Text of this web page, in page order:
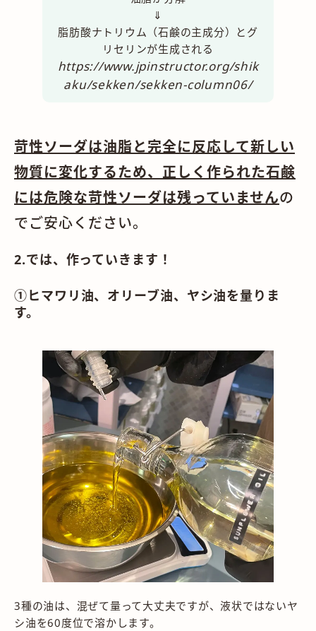
⇓
脂肪酸ナトリウム（石鹸の主成分）とグ
リセリンが生成される
https://www.jpinstructor.org/shik
aku/sekken/sekken-column06/
苛性ソーダは油脂と完全に反応して新しい
物質に変化するため、正しく作られた石鹸
には危険な苛性ソーダは残っていませんの
でご安心ください。
2.では、作っていきます！
①ヒマワリ油、オリーブ油、ヤシ油を量りま
す。
3種の油は、混ぜて量って大丈夫ですが、液状ではないヤ
シ油を60度位で溶かします。